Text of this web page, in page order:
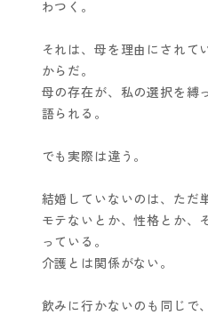
わつく。
それは、母を理由にされて
からだ。
母の存在が、私の選択を縛
語られる。
でも実際は違う。
結婚していないのは、ただ
モテないとか、性格とか、
っている。
介護とは関係がない。
飲みに行かないのも同じで、